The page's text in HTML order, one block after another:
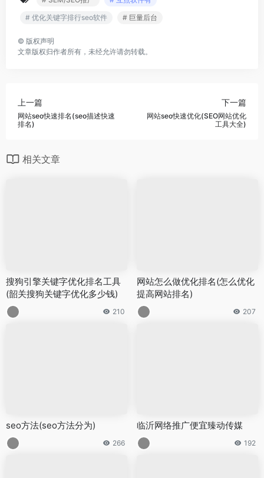
# 优化关键字排行seo软件
# 巨量后台
© 版权声明
文章版权归作者所有，未经允许请勿转载。
上一篇
网站seo快速排名(seo描述快速
排名)
下一篇
网站seo快速优化(SEO网站优化
工具大全)
相关文章
搜狗引擎关键字优化排名工具
(韶关搜狗关键字优化多少钱)
210
网站怎么做优化排名(怎么优化
提高网站排名)
207
seo方法(seo方法分为)
266
临沂网络推广便宜臻动传媒
192